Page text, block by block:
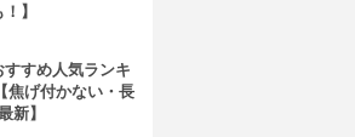
】
すすめ人気ランキ
焦げ付かない・長
新】